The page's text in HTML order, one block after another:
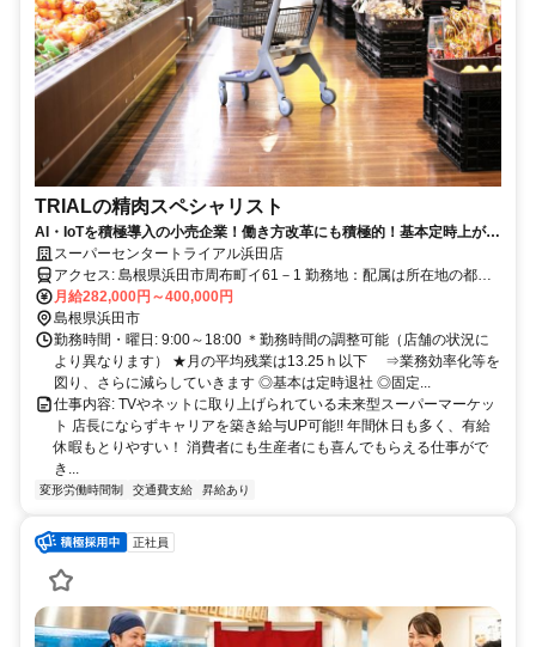
TRIALの精肉スペシャリスト
AI・IoTを積極導入の小売企業！働き方改革にも積極的！基本定時上が
り！スーパーセンタートライアル浜田店
アクセス: 島根県浜田市周布町イ61－1 勤務地：配属は所在地の都道
府県 ※初任地は最寄りの店舗又は希望エリアを優先し配属します。
※エリア内勤務または全国勤務いずれか希望を選択できます。
月給282,000円～400,000円
島根県浜田市
勤務時間・曜日: 9:00～18:00 ＊勤務時間の調整可能（店舗の状況に
より異なります） ★月の平均残業は13.25ｈ以下 ⇒業務効率化等を
図り、さらに減らしていきます ◎基本は定時退社 ◎固定...
仕事内容: TVやネットに取り上げられている未来型スーパーマーケッ
ト 店長にならずキャリアを築き給与UP可能!! 年間休日も多く、有給
休暇もとりやすい！ 消費者にも生産者にも喜んでもらえる仕事がで
き...
変形労働時間制 交通費支給 昇給あり
正社員